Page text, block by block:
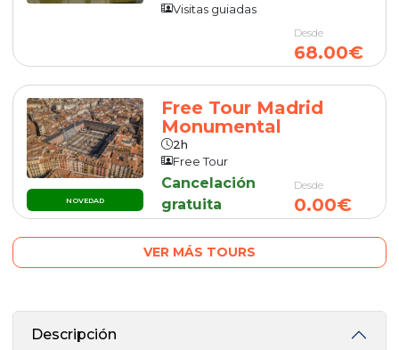
Visitas guiadas
Desde
68.00€
NOVEDAD
Free Tour Madrid
Monumental
2h
Free Tour
Cancelación
gratuita
Desde
0.00€
VER MÁS TOURS
Descripción